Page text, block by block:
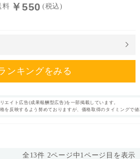
料 ￥550 (税込)
ンキングをみる
て タイプ 遠近両用
直径 14.0mm
エイト広告(成果報酬型広告)を一部掲載しています。
を反映するよう努めておりますが、価格取得のタイミングで
全13件 2ページ中1ページ目を表示